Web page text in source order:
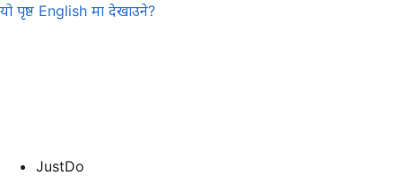
यो पृष्ठ English मा देखाउने?
JustDo